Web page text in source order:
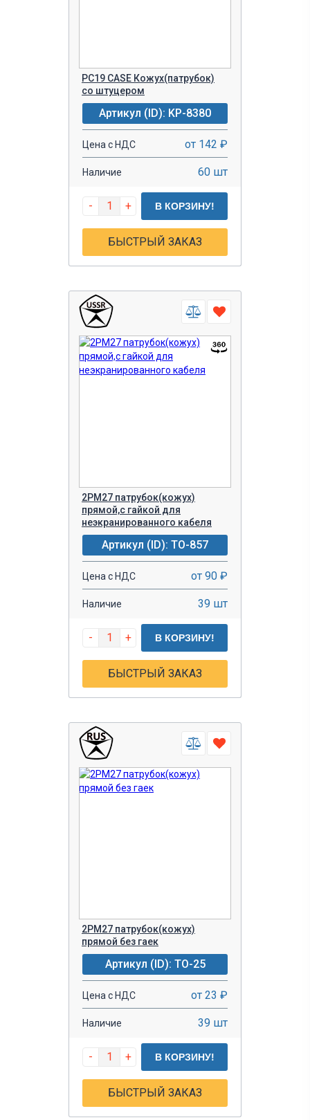
PC19 CASE Кожух(патрубок)
со штуцером
Артикул (ID): KP-8380
Цена с НДС от 142 ₽
Наличие 60 шт
- + В КОРЗИНУ!
БЫСТРЫЙ ЗАКАЗ
2РМ27 патрубок(кожух)
прямой,с гайкой для
неэкранированного кабеля
Артикул (ID): TO-857
Цена с НДС от 90 ₽
Наличие 39 шт
- + В КОРЗИНУ!
БЫСТРЫЙ ЗАКАЗ
2РМ27 патрубок(кожух)
прямой без гаек
Артикул (ID): TO-25
Цена с НДС от 23 ₽
Наличие 39 шт
- + В КОРЗИНУ!
БЫСТРЫЙ ЗАКАЗ